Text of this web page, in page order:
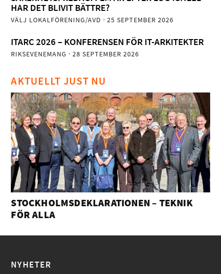
HAR DET BLIVIT BÄTTRE?
VÄLJ LOKALFÖRENING/AVD · 25 SEPTEMBER 2026
ITARC 2026 – KONFERENSEN FÖR IT-ARKITEKTER
RIKSEVENEMANG · 28 SEPTEMBER 2026
AKTUELLT JUST NU
STOCKHOLMSDEKLARATIONEN – TEKNIK
FÖR ALLA
NYHETER